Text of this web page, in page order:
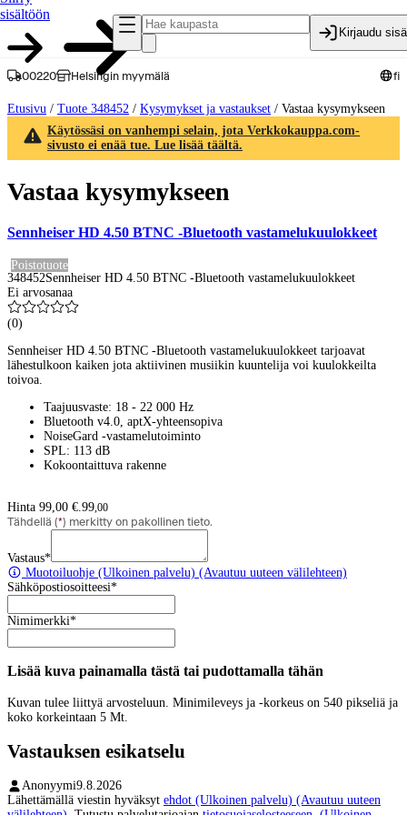
sisältöön
Kirjaudu
00220 Helsingin myymälä fi
Etusivu / Tuote 348452 / Kysymykset ja vastaukset / Vastaa kysymykseen
Käytössäsi on vanhempi selain, jota Verkkokauppa.com-
sivusto ei enää tue. Lue lisää täältä.
Vastaa kysymykseen
Sennheiser HD 4.50 BTNC -Bluetooth vastamelukuulokkeet
Poistotuote
348452Sennheiser HD 4.50 BTNC -Bluetooth vastamelukuulokkeet
Ei arvosanaa
(0)
Sennheiser HD 4.50 BTNC -Bluetooth vastamelukuulokkeet tarjoavat
lähestulkoon kaiken jota aktiivinen musiikin kuuntelija voi kuulokkeilta
toivoa.
Taajuusvaste: 18 - 22 000 Hz
Bluetooth v4.0, aptX-yhteensopiva
NoiseGard -vastamelutoiminto
SPL: 113 dB
Kokoontaittuva rakenne
Hinta 99,00 €. 99,00
Tähdellä (*) merkitty on pakollinen tieto.
Vastaus*
Muotoiluohje (Ulkoinen palvelu) (Avautuu uuteen välilehteen)
Sähköpostiosoitteesi*
Nimimerkki*
Lisää kuva painamalla tästä tai pudottamalla tähän
Kuvan tulee liittyä arvosteluun. Minimileveys ja -korkeus on 540 pikseliä ja
koko korkeintaan 5 Mt.
Vastauksen esikatselu
Anonyymi9.8.2026
Lähettämällä viestin hyväksyt ehdot (Ulkoinen palvelu) (Avautuu uuteen